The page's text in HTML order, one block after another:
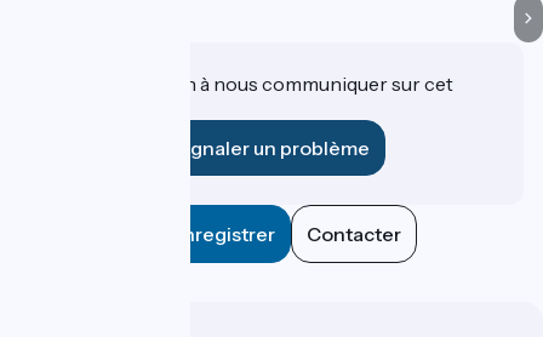
Une information à nous communiquer sur cet
Signaler un problème
Enregistrer Contacter